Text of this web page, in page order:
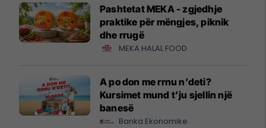
Pashtetat MEKA - zgjedhje
praktike për mëngjes, piknik
dhe rrugë
MEKA HALAL FOOD
A po don me rrnu n’deti?
Kursimet mund t’ju sjellin një
banesë
Banka Ekonomike